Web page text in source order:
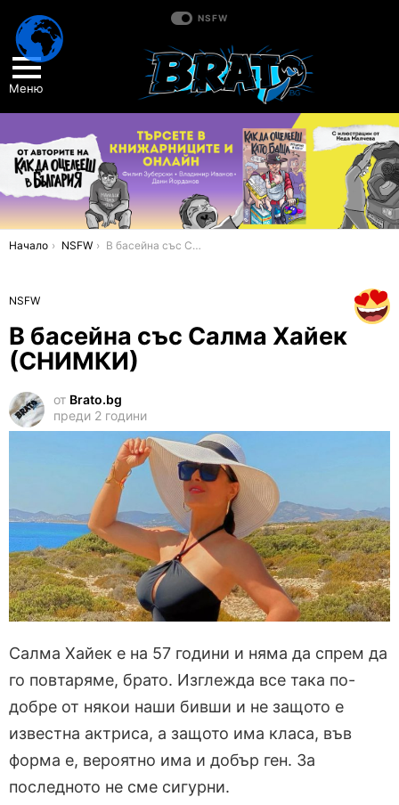
NSFW
Меню
You are here:
Начало NSFW В басейна със Салма Хайек (СНИМКИ)
NSFW
В басейна със Салма Хайек
(СНИМКИ)
от Brato.bg
преди 2 години
Салма Хайек е на 57 години и няма да спрем да
го повтаряме, брато. Изглежда все така по-
добре от някои наши бивши и не защото е
известна актриса, а защото има класа, във
форма е, вероятно има и добър ген. За
последното не сме сигурни.